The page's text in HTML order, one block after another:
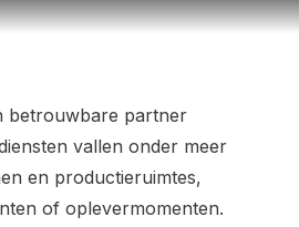
betrouwbare partner
vallen onder meer
en productieruimtes,
of oplevermomenten.